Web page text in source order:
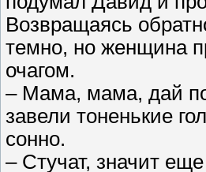
Возвращаясь
темно, но женщина
очагом.
– Мама, мама, дай
завели тоненькие
сонно.
– Стучат, значит